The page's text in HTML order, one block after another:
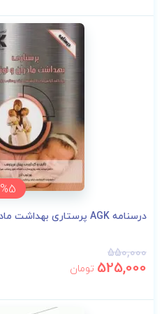
%5
درسنامه AGK پرستاری بهداشت مادران و نوزادان
550,000
525,000 تومان